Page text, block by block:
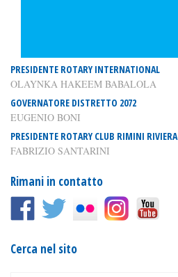
PRESIDENTE ROTARY INTERNATIONAL
OLAYNKA HAKEEM BABALOLA
GOVERNATORE DISTRETTO 2072
EUGENIO BONI
PRESIDENTE ROTARY CLUB RIMINI RIVIERA
FABRIZIO SANTARINI
Rimani in contatto
Cerca nel sito